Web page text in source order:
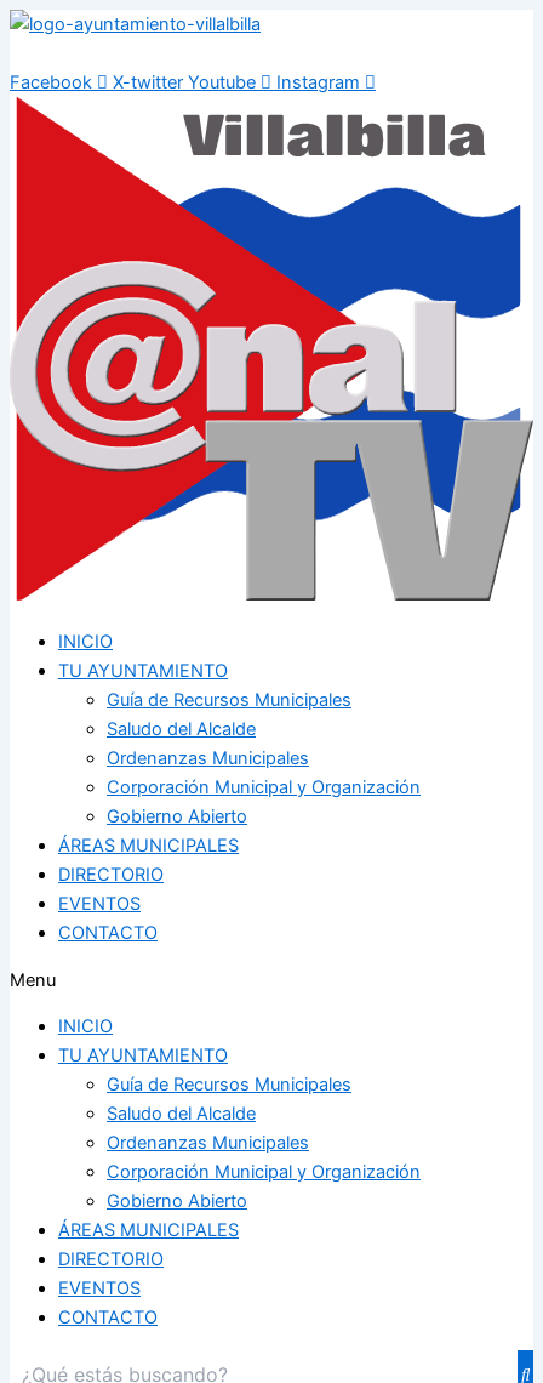
Ir
contenido
Facebook X-twitter Youtube Instagram
INICIO
TU AYUNTAMIENTO
Guía de Recursos Municipales
Saludo del Alcalde
Ordenanzas Municipales
Corporación Municipal y Organización
Gobierno Abierto
ÁREAS MUNICIPALES
DIRECTORIO
EVENTOS
CONTACTO
Menu
INICIO
TU AYUNTAMIENTO
Guía de Recursos Municipales
Saludo del Alcalde
Ordenanzas Municipales
Corporación Municipal y Organización
Gobierno Abierto
ÁREAS MUNICIPALES
DIRECTORIO
EVENTOS
CONTACTO